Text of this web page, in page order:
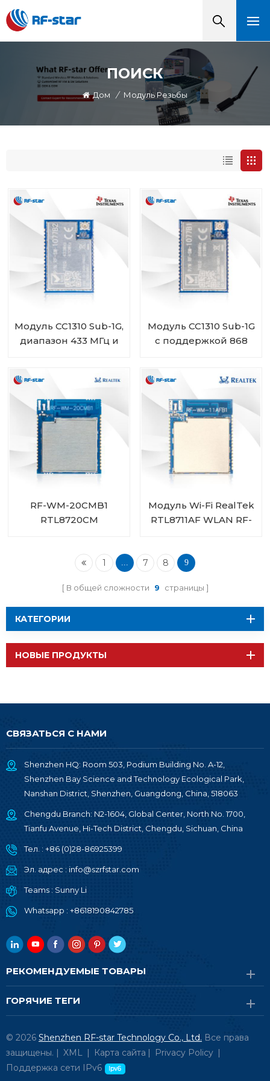
ПОИСК
Дом / Модуль Резьбы
Модуль CC1310 Sub-1G,
диапазон 433 МГц и
Модуль CC1310 Sub-1G
с поддержкой 868
RF-WM-20CMB1
RTL8720CM
Модуль Wi-Fi RealTek
RTL8711AF WLAN RF-
1 ... 7 8 9
В общей сложности 9 страницы
КАТЕГОРИИ
НОВЫЕ ПРОДУКТЫ
СВЯЗАТЬСЯ С НАМИ
Shenzhen HQ: Room 503, Podium Building No. A-12,
Shenzhen Bay Science and Technology Ecological Park,
Nanshan District, Shenzhen, Guangdong, China, 518063
Chengdu Branch: N2-1604, Global Center, North No. 1700,
Tianfu Avenue, Hi-Tech District, Chengdu, Sichuan, China
Тел. : +86 (0)28-86925399
Эл. адрес : info@szrfstar.com
Teams : Sunny Li
Whatsapp : +8618190842785
РЕКОМЕНДУЕМЫЕ ТОВАРЫ
ГОРЯЧИЕ ТЕГИ
© 2026 Shenzhen RF-star Technology Co., Ltd. Все права
защищены. | XML | Карта сайта | Privacy Policy |
Поддержка сети IPv6